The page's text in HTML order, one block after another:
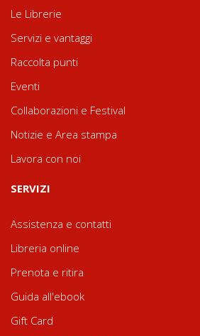
Le Librerie
Servizi e vantaggi
Raccolta punti
Eventi
Collaborazioni e Festival
Notizie e Area stampa
Lavora con noi
SERVIZI
Assistenza e contatti
Libreria online
Prenota e ritira
Guida all'ebook
Gift Card